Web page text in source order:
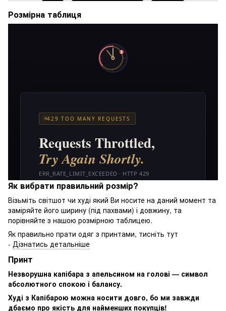
Розмірна таблиця
Як вибрати правильний розмір?
Візьміть світшот чи худі який Ви носите на даний момент та
заміряйте його ширину (під пахвами) і довжину, та
порівняйте з нашою розмірною таблицею.
Як правильно прати одяг з принтами, тисніть тут
- Дізнатись детальніше
Принт
Незворушна капібара з апельсином на голові — символ
абсолютного спокою і балансу.
Худі з Капібарою можна носити довго, бо ми завжди
дбаємо про якість для найменших покупців!